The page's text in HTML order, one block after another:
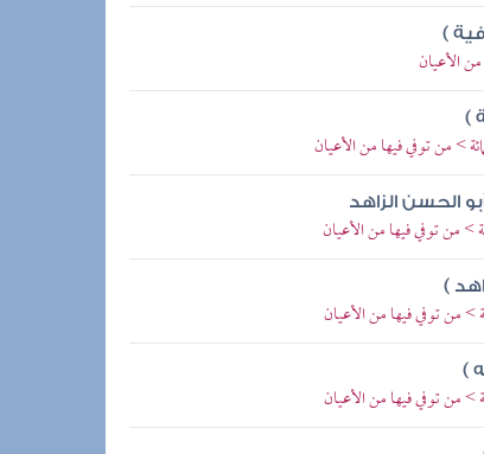
)
الأعيان
)
> من توفي فيها من الأعيان
الحسن الزاهد
من توفي فيها من الأعيان
)
> من توفي فيها من الأعيان
)
> من توفي فيها من الأعيان